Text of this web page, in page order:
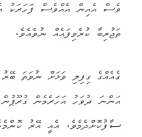
ވެސް އެއިން އެއްވެސް ފަހަރަކު
ތަޖުރިބާ ކުރެވިފައެއް ނުވެއެވެ.
ގެއެއްގެ ގިފިލި ވަޅަށް ނުވަތަ
އަންނަ ދުވަހު އަހަރެމެން
ސާފުކޮށްދެމެވެ. އެއީ އޭރު